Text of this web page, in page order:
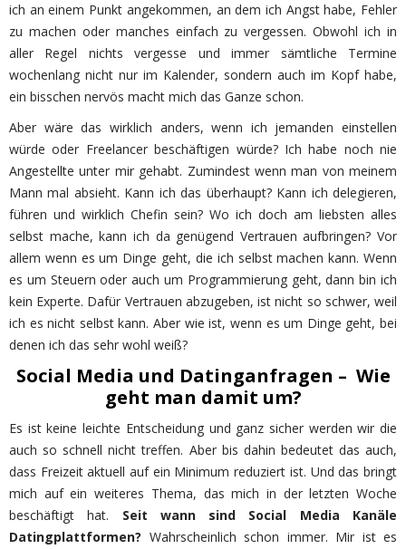
ich an einem Punkt angekommen, an dem ich Angst habe, Fehler
zu machen oder manches einfach zu vergessen. Obwohl ich in
aller Regel nichts vergesse und immer sämtliche Termine
wochenlang nicht nur im Kalender, sondern auch im Kopf habe,
ein bisschen nervös macht mich das Ganze schon.
Aber wäre das wirklich anders, wenn ich jemanden einstellen
würde oder Freelancer beschäftigen würde? Ich habe noch nie
Angestellte unter mir gehabt. Zumindest wenn man von meinem
Mann mal absieht. Kann ich das überhaupt? Kann ich delegieren,
führen und wirklich Chefin sein? Wo ich doch am liebsten alles
selbst mache, kann ich da genügend Vertrauen aufbringen? Vor
allem wenn es um Dinge geht, die ich selbst machen kann. Wenn
es um Steuern oder auch um Programmierung geht, dann bin ich
kein Experte. Dafür Vertrauen abzugeben, ist nicht so schwer, weil
ich es nicht selbst kann. Aber wie ist, wenn es um Dinge geht, bei
denen ich das sehr wohl weiß?
Social Media und Datinganfragen – Wie
geht man damit um?
Es ist keine leichte Entscheidung und ganz sicher werden wir die
auch so schnell nicht treffen. Aber bis dahin bedeutet das auch,
dass Freizeit aktuell auf ein Minimum reduziert ist. Und das bringt
mich auf ein weiteres Thema, das mich in der letzten Woche
beschäftigt hat. Seit wann sind Social Media Kanäle
Datingplattformen? Wahrscheinlich schon immer. Mir ist es